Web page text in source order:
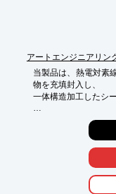
アートエンジニアリン
当製品は、熱電対素
物を充填封入し、
一体構造加工したシ
外径が細く柔軟性に
取付けができ、微小
素線が密封されて
れ、高温、高圧にも
耐えられます。